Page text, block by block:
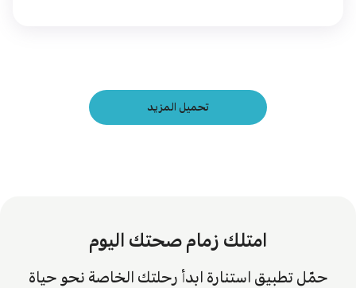
تحميل المزيد
امتلك زمام صحتك اليوم
حمّل تطبيق استنارة ابدأ رحلتك الخاصة نحو حياة